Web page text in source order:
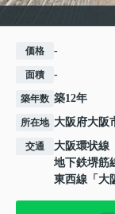
価格 -
面積 -
築年数 築12年
所在地 大阪府大阪
交通 大阪環状線
地下鉄堺筋
東西線 「 大